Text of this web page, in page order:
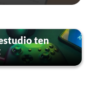
ten